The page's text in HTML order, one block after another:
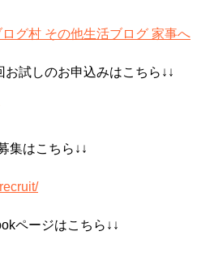
お試しのお申込みはこちら↓↓
集はこちら↓↓
ページはこちら↓↓